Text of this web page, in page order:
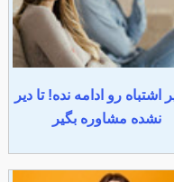
اشتباه رو ادامه نده! تا دیر
نشده مشاوره بگیر